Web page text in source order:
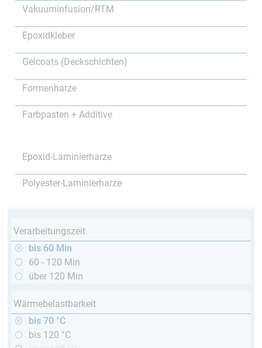
Vakuuminfusion/RTM
Epoxidkleber
Gelcoats (Deckschichten)
Formenharze
Farbpasten + Additive
Epoxid-Laminierharze
Polyester-Laminierharze
Verarbeitungszeit
bis 60 Min
60 - 120 Min
über 120 Min
Wärmebelastbarkeit
bis 70 °C
bis 120 °C